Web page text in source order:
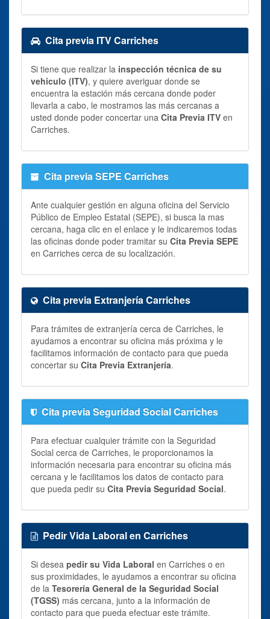
Cita previa ITV Carriches
Si tiene que realizar la inspección técnica de su
vehiculo (ITV), y quiere averiguar donde se
encuentra la estación más cercana donde poder
llevarla a cabo, le mostramos las más cercanas a
usted donde poder concertar una Cita Previa ITV en
Carriches.
Cita previa SEPE Carriches
Ante cualquier gestión en alguna oficina del Servicio
Público de Empleo Estatal (SEPE), si busca la mas
cercana, haga clic en el enlace y le indicaremos todas
las oficinas donde poder tramitar su Cita Previa SEPE
en Carriches cerca de su localización.
Cita previa Extranjería Carriches
Para trámites de extranjería cerca de Carriches, le
ayudamos a encontrar su oficina más próxima y le
facilitamos información de contacto para que pueda
concertar su Cita Previa Extranjería.
Cita previa Seguridad Social Carriches
Para efectuar cualquier trámite con la Seguridad
Social cerca de Carriches, le proporcionamos la
información necesaria para encontrar su oficina más
cercana y le facilitamos los datos de contacto para
que pueda pedir su Cita Previa Seguridad Social.
Pedir Vida Laboral en Carriches
Si desea pedir su Vida Laboral en Carriches o en
sus proximidades, le ayudamos a encontrar su oficina
de la Tesorería General de la Seguridad Social
(TGSS) más cercana, junto a la información de
contacto para que pueda efectuar este trámite.